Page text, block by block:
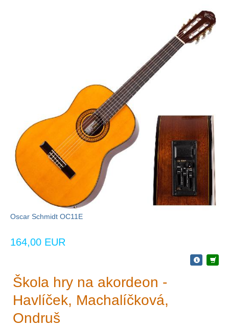
Oscar Schmidt OC11E
164,00 EUR
Škola hry na akordeon -
Havlíček, Machalíčková,
Ondruš